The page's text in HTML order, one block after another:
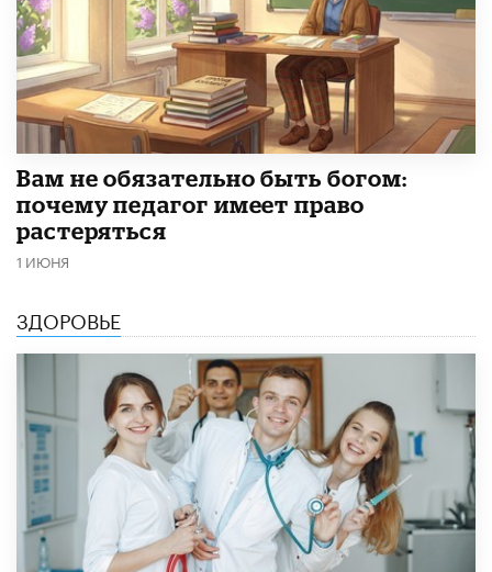
​Вам не обязательно быть богом:
почему педагог имеет право
растеряться
1 ИЮНЯ
ЗДОРОВЬЕ